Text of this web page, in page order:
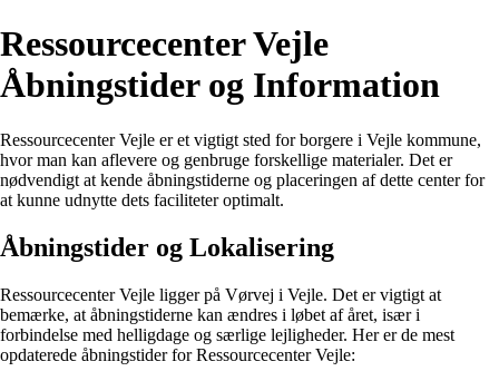
Ressourcecenter Vejle
Åbningstider og Information
Ressourcecenter Vejle er et vigtigt sted for borgere i Vejle kommune,
hvor man kan aflevere og genbruge forskellige materialer. Det er
nødvendigt at kende åbningstiderne og placeringen af dette center for
at kunne udnytte dets faciliteter optimalt.
Åbningstider og Lokalisering
Ressourcecenter Vejle ligger på Vørvej i Vejle. Det er vigtigt at
bemærke, at åbningstiderne kan ændres i løbet af året, især i
forbindelse med helligdage og særlige lejligheder. Her er de mest
opdaterede åbningstider for Ressourcecenter Vejle: